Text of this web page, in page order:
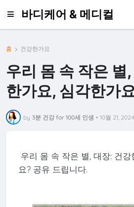
바디케어 & 메디컬
홈 건강한가요
우리 몸 속 작은 별
한가요, 심각한가
by 3분 건강 for 100세 인생 • 10월 21, 2024
우리 몸 속 작은 별, 대장: 건
요? 공유 드립니다.